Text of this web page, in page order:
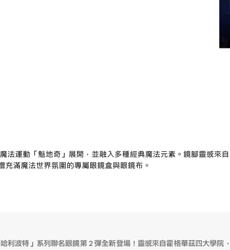
法運動「魁地奇」展開，並融入多種經典魔法元素。鏡腳靈感來
滿魔法世界氛圍的專屬眼鏡盒與眼鏡布。
利波特」系列聯名眼鏡第 2 彈全新登場！靈感來自霍格華茲四大學院